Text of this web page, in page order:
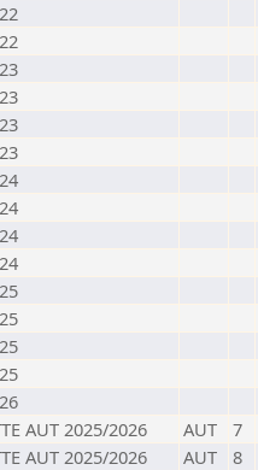
AUT 2025/2026 AUT 7
AUT 2025/2026 AUT 8